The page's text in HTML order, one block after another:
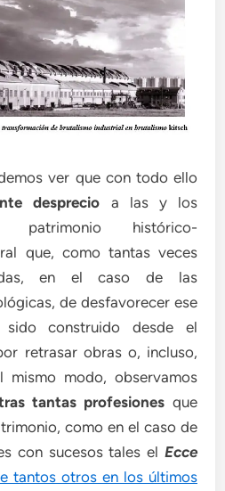
ver que con todo ello
desprecio a las y los
patrimonio histórico-
que, como tantas veces
en el caso de las
de desfavorecer ese
sido construido desde el
retrasar obras o, incluso,
mismo modo, observamos
tantas profesiones que
como en el caso de
con sucesos tales el Ecce
tantos otros en los últimos